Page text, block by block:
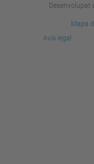
Desenvolupat
Mapa
Avís legal